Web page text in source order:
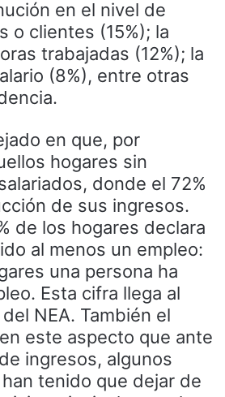
en el nivel de
o clientes (15%); la
trabajadas (12%); la
(8%), entre otras
en que, por
hogares sin
donde el 72%
de sus ingresos.
de los hogares declara
al menos un empleo:
una persona ha
Esta cifra llega al
NEA. También el
este aspecto que ante
ingresos, algunos
tenido que dejar de